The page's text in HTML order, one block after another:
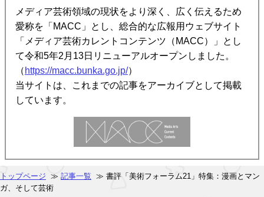
メディア芸術領域の現状をより深く、広く伝えるため
愛称を「MACC」とし、総合的な広報用ウェブサイト
「メディア芸術カレントコンテンツ（MACC）」とし
て令和5年2月13日リニューアルオープンしました。
（ https://macc.bunka.go.jp/）
当サイトは、これまでの記事をアーカイブとして掲載
しています。
トップページ ≫ 記事一覧 ≫ 書評「美術フォーラム21」特集：漫画とマン
ガ、そして芸術